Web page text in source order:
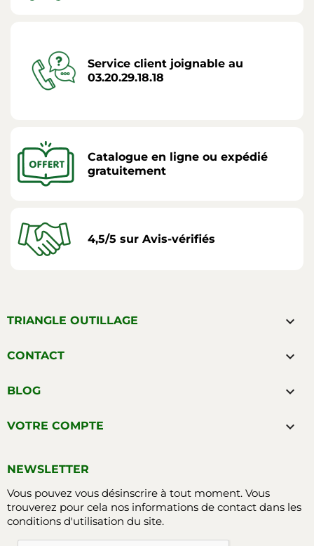
Service client joignable au
03.20.29.18.18
Catalogue en ligne ou expédié
gratuitement
4,5/5 sur Avis-vérifiés
TRIANGLE OUTILLAGE 
CONTACT 
BLOG 
VOTRE COMPTE 
NEWSLETTER
Vous pouvez vous désinscrire à tout moment. Vous
trouverez pour cela nos informations de contact dans les
conditions d'utilisation du site.